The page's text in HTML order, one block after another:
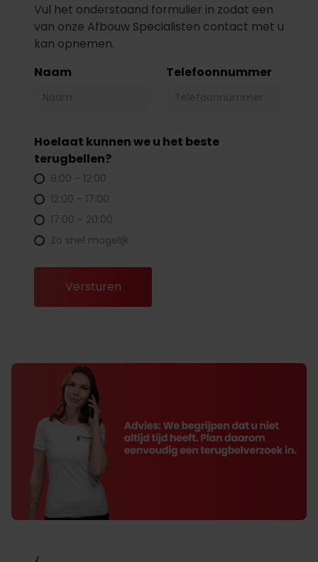
Vul het onderstaand formulier in zodat een
van onze Afbouw Specialisten contact met u
kan opnemen.
Naam
Telefoonnummer
Hoelaat kunnen we u het beste
terugbellen?
8:00 - 12:00
12:00 - 17:00
17:00 - 20:00
Zo snel mogelijk